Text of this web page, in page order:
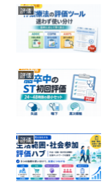
評価
評価
評価